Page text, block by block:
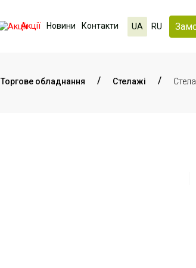
Акції Новини Контакти UA RU
Торгове обладнання Стелажі